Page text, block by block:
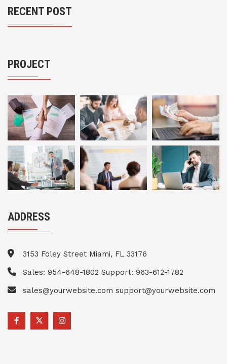
RECENT POST
PROJECT
ADDRESS
3153 Foley Street Miami, FL 33176
Sales: 954-648-1802 Support: 963-612-1782
sales@yourwebsite.com support@yourwebsite.com